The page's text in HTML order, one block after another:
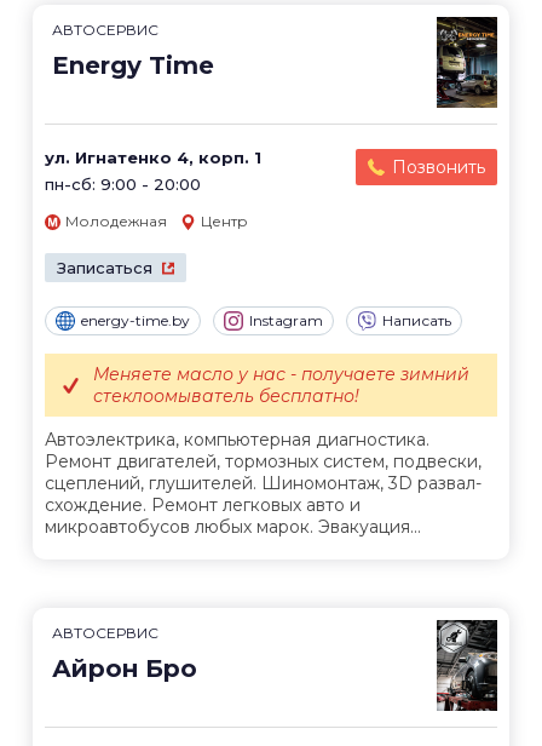
АВТОСЕРВИС
Energy Time
ул. Игнатенко 4, корп. 1
пн-сб: 9:00 - 20:00
Позвонить
Молодежная Центр
Записаться
energy-time.by Instagram Написать
Автоэлектрика, компьютерная диагностика.
Ремонт двигателей, тормозных систем, подвески,
сцеплений, глушителей. Шиномонтаж, 3D развал-
схождение. Ремонт легковых авто и
микроавтобусов любых марок. Эвакуация...
Меняете масло у нас - получаете зимний
стеклоомыватель бесплатно!
АВТОСЕРВИС
Айрон Бро